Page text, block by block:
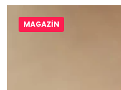
MAGAZIN